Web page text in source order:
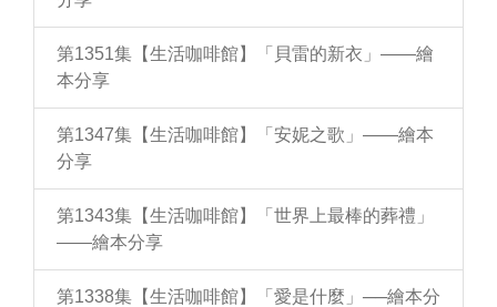
第1351集【生活咖啡館】「貝雷的新衣」——繪
本分享
第1347集【生活咖啡館】「安妮之歌」——繪本
分享
第1343集【生活咖啡館】「世界上最棒的葬禮」
——繪本分享
第1338集【生活咖啡館】「愛是什麼」──繪本分